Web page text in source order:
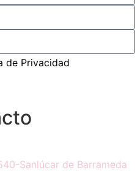
de Privacidad
Sanlúcar de Barrameda